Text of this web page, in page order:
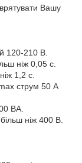
Вашу
120-210 В.
ніж 0,05 с.
1,2 с.
струм 50 А
ВА.
ніж 400 В.